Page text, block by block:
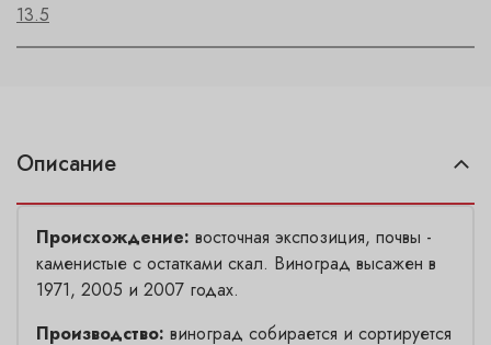
13.5
Описание
Происхождение: восточная экспозиция, почвы -
каменистые с остатками скал. Виноград высажен в
1971, 2005 и 2007 годах.
Производство: виноград собирается и сортируется